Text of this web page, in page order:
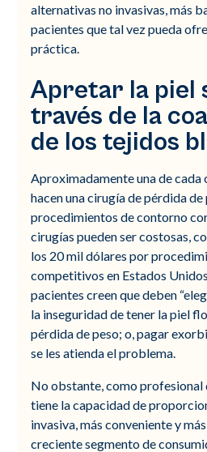
alternativas no invasivas, más
pacientes que tal vez pueda
práctica.
Apretar la piel
través de la
de los tejidos
Aproximadamente una de cada
hacen una cirugía de pérdida de
procedimientos de contorno
cirugías pueden ser costosas,
los 20 mil dólares por
competitivos en Estados
pacientes creen que deben
la inseguridad de tener la piel
pérdida de peso; o, pagar
se les atienda el problema.
No obstante, como profesional
tiene la capacidad de
invasiva, más conveniente y
creciente segmento de